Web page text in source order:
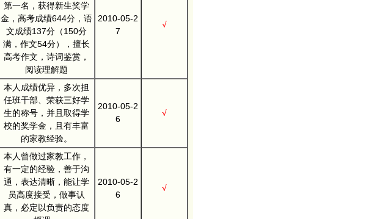
第一名，获得新生奖学
金，高考成绩644分，语
文成绩137分（150分
满，作文54分），擅长
高考作文，诗词鉴赏，
阅读理解题
2010-05-2
7
√
本人成绩优异，多次担
任班干部、荣获三好学
生的称号，并且取得学
校的奖学金，且有丰富
的家教经验。
2010-05-2
6
√
本人曾做过家教工作，
有一定的经验，善于沟
通，表达清晰，能让学
员高度接受，做事认
真，必定以负责的态度
2010-05-2
6
√